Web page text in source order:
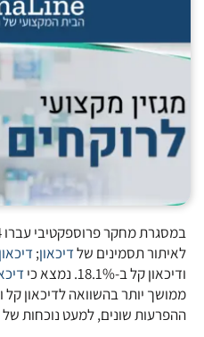
במסגרת מחקר פרוספקטיבי עברו 154
לאיתור תסמינים שלדיכאון;דיכאון
ודיכאון קל ב-18.1%. נמצא כי
ממושך יותר בהשוואה לדיכאון קל
ההפרעות שונים, למעט נוכחות של